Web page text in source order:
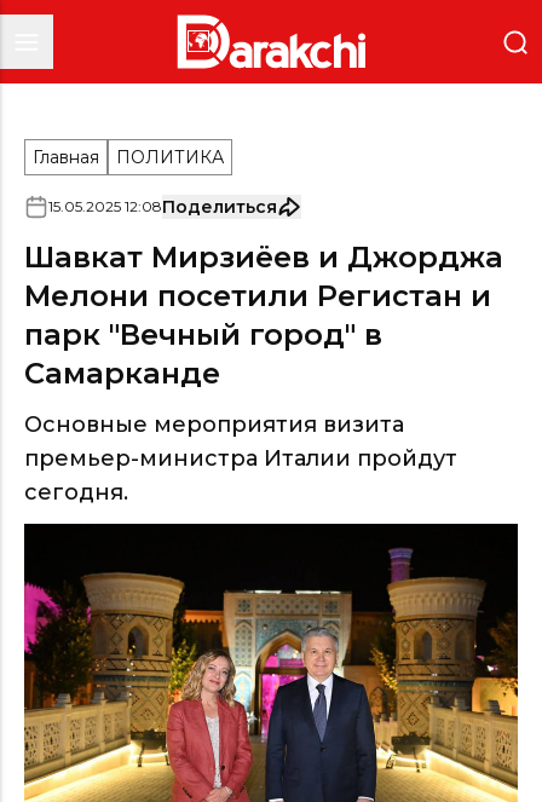
Главная ПОЛИТИКА
15.05.2025 12:08Поделиться
Шавкат Мирзиёев и Джорджа
Мелони посетили Регистан и
парк "Вечный город" в
Самарканде
Основные мероприятия визита
премьер-министра Италии пройдут
сегодня.